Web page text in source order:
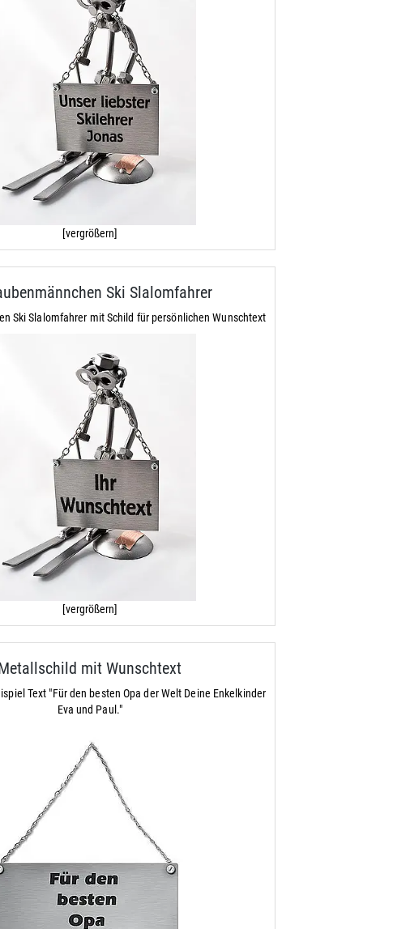
[vergrößern]
Ski Slalomfahrer
Ski Slalomfahrer mit Schild für persönlichen Wunschtext
[vergrößern]
mit Wunschtext
Text "Für den besten Opa der Welt Deine Enkelkinder
Eva und Paul."